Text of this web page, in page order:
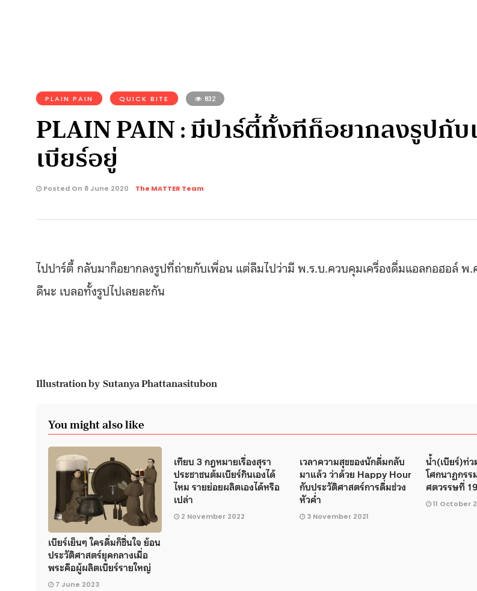
PLAIN PAIN QUICK BITE 832
PLAIN PAIN : มีปาร์ตี้ทั้งทีก็อยากลงรูปกับ
เบียร์อยู่
Posted On 8 June 2020 The MATTER Team
ไปปาร์ตี้กลับมาก็อยากลงรูปที่ถ่ายกับเพื่อน แต่ลืมไปว่ามี พ รบ ควบคุมเครื่องดื่มแอลกอฮอล์พ
ดีนะ เบลอทั้งรูปไปเลยละกัน
Illustration by Sutanya Phattanasitubon
You might also like
เบียร์เย็นๆ ใครดื่มก็ชื่นใจ ย้อน
ประวัติศาสตร์ยุคกลางเมื่อ
พระคือผู้ผลิตเบียร์รายใหญ่
7 June 2023
เทียบ 3 กฎหมายเรื่องสุรา
ประชาชนต้มเบียร์กินเองได้
ไหม รายย่อยผลิตเองได้หรือ
เปล่า
2 November 2022
เวลาความสุขของนักดื่มกลับ
มาแล้ว ว่าด้วย Happy Hour
กับประวัติศาสตร์การดื่มช่วง
หัวค่ำ
3 November 2021
น้ำ(เบียร์)ท่
โศกนาฏกรร
ศตวรรษที่ 19
11 October